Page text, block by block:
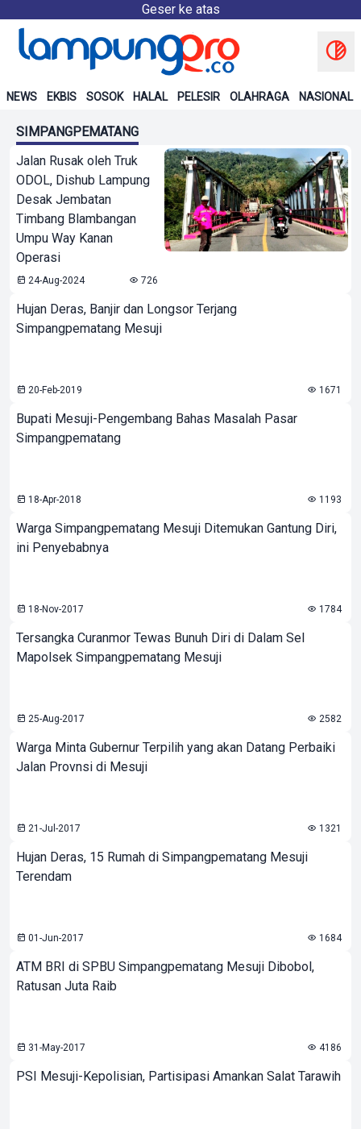
Geser ke atas
NEWS EKBIS SOSOK HALAL PELESIR OLAHRAGA NASIONAL
SIMPANGPEMATANG
Jalan Rusak oleh Truk
ODOL, Dishub Lampung
Desak Jembatan
Timbang Blambangan
Umpu Way Kanan
Operasi
24-Aug-2024 726
Hujan Deras, Banjir dan Longsor Terjang
Simpangpematang Mesuji
20-Feb-2019 1671
Bupati Mesuji-Pengembang Bahas Masalah Pasar
Simpangpematang
18-Apr-2018 1193
Warga Simpangpematang Mesuji Ditemukan Gantung Diri,
ini Penyebabnya
18-Nov-2017 1784
Tersangka Curanmor Tewas Bunuh Diri di Dalam Sel
Mapolsek Simpangpematang Mesuji
25-Aug-2017 2582
Warga Minta Gubernur Terpilih yang akan Datang Perbaiki
Jalan Provnsi di Mesuji
21-Jul-2017 1321
Hujan Deras, 15 Rumah di Simpangpematang Mesuji
Terendam
01-Jun-2017 1684
ATM BRI di SPBU Simpangpematang Mesuji Dibobol,
Ratusan Juta Raib
31-May-2017 4186
PSI Mesuji-Kepolisian, Partisipasi Amankan Salat Tarawih